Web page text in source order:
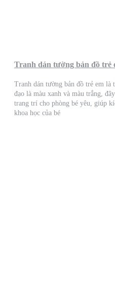
Tranh dán tường bản đồ trẻ
Tranh dán tường bản đồ trẻ em là
đạo là màu xanh và màu trắng,
trang trí cho phòng bé yêu, giúp
khoa học của bé